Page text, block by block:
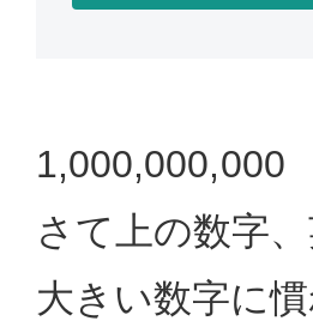
1,000,000,000
さて上の数字
大きい数字に